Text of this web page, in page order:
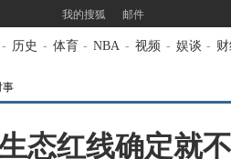
我的搜狐 邮件
- 历史 - 体育 - NBA - 视频 - 娱谈 -
事
态红线确定就